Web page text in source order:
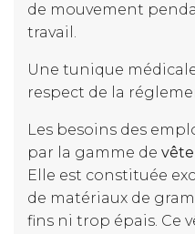
de mouvement
travail.
Une tunique
respect de la
Les besoins des
par la gamme de
Elle est constituée
de matériaux de
fins ni trop épais. Ce